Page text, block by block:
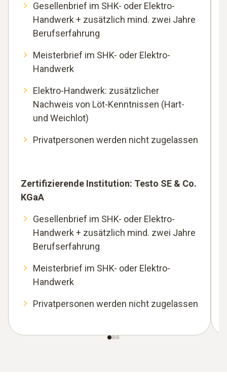
Gesellenbrief im SHK- oder Elektro-
Handwerk + zusätzlich mind. zwei Jahre
Berufserfahrung
Meisterbrief im SHK- oder Elektro-
Handwerk
Elektro-Handwerk: zusätzlicher
Nachweis von Löt-Kenntnissen (Hart-
und Weichlot)
Privatpersonen werden nicht zugelassen
Zertifizierende Institution: Testo SE & Co.
KGaA
Gesellenbrief im SHK- oder Elektro-
Handwerk + zusätzlich mind. zwei Jahre
Berufserfahrung
Meisterbrief im SHK- oder Elektro-
Handwerk
Privatpersonen werden nicht zugelassen